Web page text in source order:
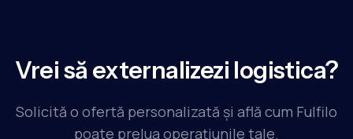
Vrei să externalizezi logistica?
Solicită o ofertă personalizată și află cum Fulfilo
poate prelua operațiunile tale.